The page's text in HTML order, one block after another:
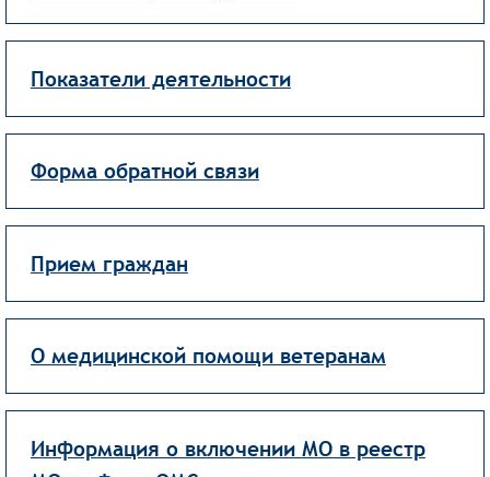
Показатели деятельности
Форма обратной связи
Прием граждан
О медицинской помощи ветеранам
Информация о включении МО в реестр